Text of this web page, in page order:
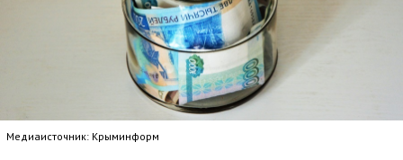
Медиаисточник: Крыминформ